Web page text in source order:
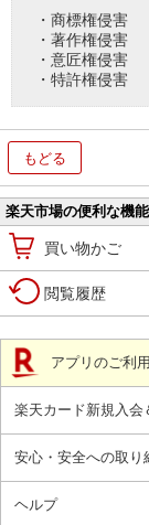
・商標権侵害
・著作権侵害
・意匠権侵害
・特許権侵害
もどる
楽天市場の便利な機能
買い物かご
閲覧履歴
アプリのご利
楽天カード新規入会
安心・安全への取り
ヘルプ